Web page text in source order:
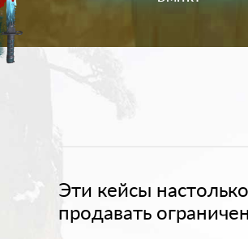
Эти кейсы настолько
продавать